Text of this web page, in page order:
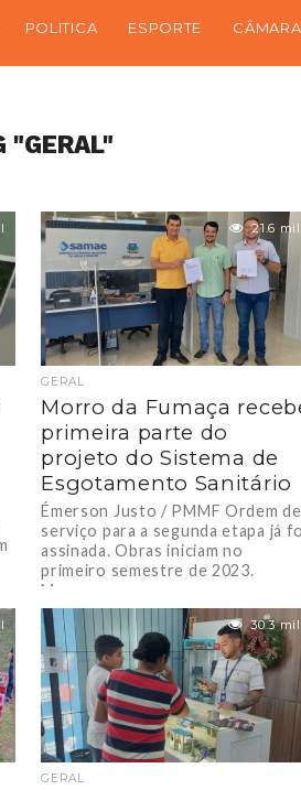
POLITICA ESPORTE
"GERAL"
21.6 mil
GERAL
Morro da Fumaça
primeira parte do
projeto do Sistema de
Esgotamento Sanitário
Émerson Justo / PMMF Ordem de
serviço para a segunda etapa já
assinada. Obras iniciam no
primeiro semestre de 2023.
Morro...
30.3 mil
GERAL